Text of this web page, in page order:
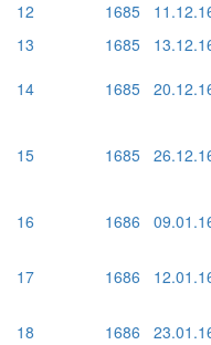
12 1685
13
1685
14
1685
15 1685
16 1686
17 1686
18 1686